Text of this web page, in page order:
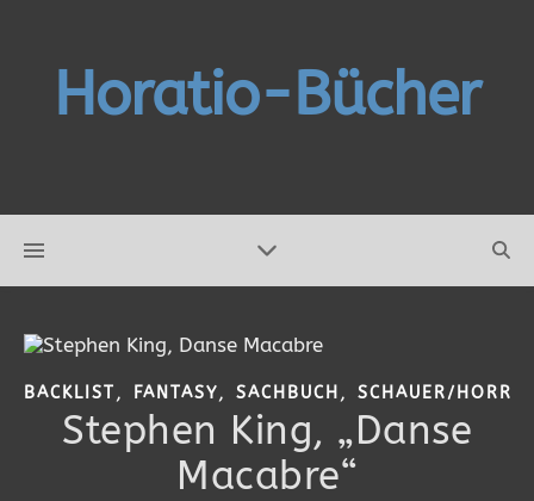
Horatio-Bücher
BACKLIST , FANTASY, SACHBUCH , SCHAUER/
Stephen King, „Danse
Macabre“